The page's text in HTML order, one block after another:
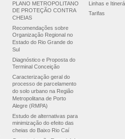
PLANO METROPOLITANO
DE PROTEÇÃO CONTRA
CHEIAS
Recomendações sobre
Organização Regional no
Estado do Rio Grande do
Sul
Diagnóstico e Proposta do
Terminal Conceição
Caracterização geral do
processo de parcelamento
do solo urbano na Região
Metropolitana de Porto
Alegre (RMPA)
Estudo de alternativas para
minimização do efeito das
cheias do Baixo Rio Caí
Linhas e
Tarifas